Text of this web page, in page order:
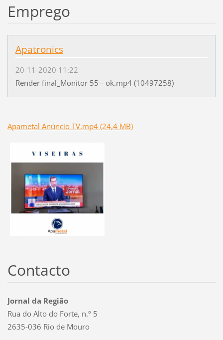
Emprego
Apatronics
20-11-2020 11:22
Render final_Monitor 55-- ok.mp4 (10497258)
Apametal Anúncio TV.mp4 (24,4 MB)
Contacto
Jornal da Região
Rua do Alto do Forte, n.º 5
2635-036 Rio de Mouro